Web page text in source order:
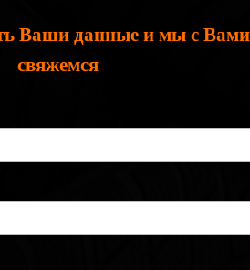
Ваши данные и мы с Вами
свяжемся